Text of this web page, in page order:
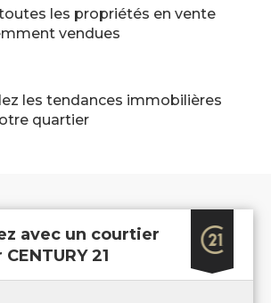
les propriétés en vente
vendues
les tendances immobilières
quartier
avec un courtier
21